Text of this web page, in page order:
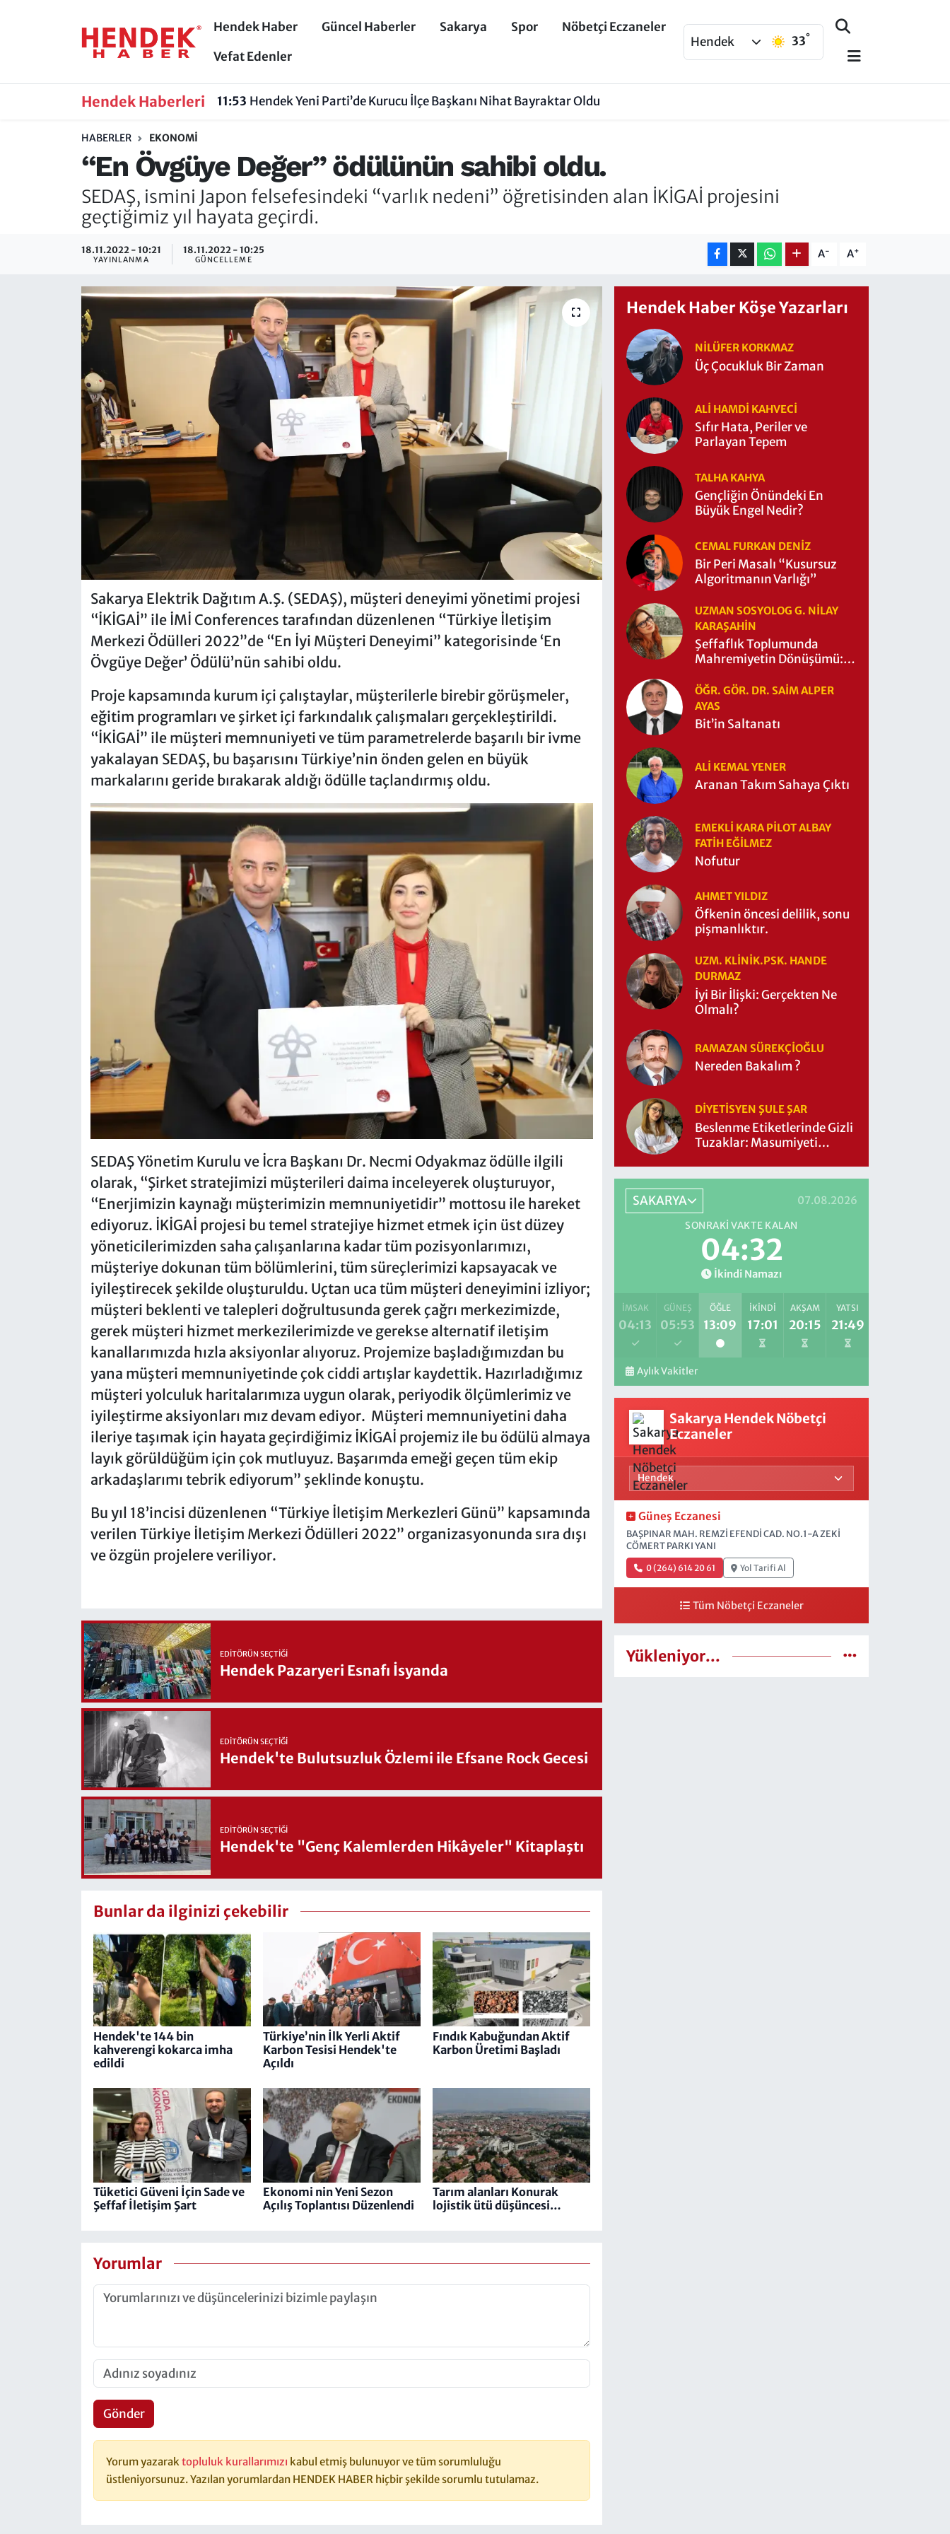
Hendek Haber Güncel Haberler Sakarya Spor
Nöbetçi Eczaneler
Vefat Edenler
Hendek 33°
Hendek Haberleri 11:53 Hendek Yeni Parti’de Kurucu İlçe Başkanı Nihat Bayraktar Oldu
HABERLER EKONOMI
“En Övgüye Değer” ödülünün sahibi oldu.
SEDAŞ, ismini Japon felsefesindeki “varlık nedeni” öğretisinden alan İKİGAİ projesini
geçtiğimiz yıl hayata geçirdi.
18.11.2022 - 10:21
YAYINLANMA
18.11.2022 - 10:25
GÜNCELLEME A- A+
Sakarya Elektrik Dağıtım A.Ş. (SEDAŞ), müşteri deneyimi yönetimi projesi
“İKİGAİ” ile İMİ Conferences tarafından düzenlenen “Türkiye İletişim
Merkezi Ödülleri 2022”de “En İyi Müşteri Deneyimi” kategorisinde ‘En
Övgüye Değer’ Ödülü’nün sahibi oldu.
Proje kapsamında kurum içi çalıştaylar, müşterilerle birebir görüşmeler,
eğitim programları ve şirket içi farkındalık çalışmaları gerçekleştirildi.
“İKİGAİ” ile müşteri memnuniyeti ve tüm parametrelerde başarılı bir ivme
yakalayan SEDAŞ, bu başarısını Türkiye’nin önden gelen en büyük
markalarını geride bırakarak aldığı ödülle taçlandırmış oldu.
SEDAŞ Yönetim Kurulu ve İcra Başkanı Dr. Necmi Odyakmaz ödülle ilgili
olarak, “Şirket stratejimizi müşterileri daima inceleyerek oluşturuyor,
“Enerjimizin kaynağı müşterimizin memnuniyetidir” mottosu ile hareket
ediyoruz. İKİGAİ projesi bu temel stratejiye hizmet etmek için üst düzey
yöneticilerimizden saha çalışanlarına kadar tüm pozisyonlarımızı,
müşteriye dokunan tüm bölümlerini, tüm süreçlerimizi kapsayacak ve
iyileştirecek şekilde oluşturuldu. Uçtan uca tüm müşteri deneyimini izliyor;
müşteri beklenti ve talepleri doğrultusunda gerek çağrı merkezimizde,
gerek müşteri hizmet merkezilerimizde ve gerekse alternatif iletişim
kanallarımızda hızla aksiyonlar alıyoruz. Projemize başladığımızdan bu
yana müşteri memnuniyetinde çok ciddi artışlar kaydettik. Hazırladığımız
müşteri yolculuk haritalarımıza uygun olarak, periyodik ölçümlerimiz ve
iyileştirme aksiyonları mız devam ediyor. Müşteri memnuniyetini daha
ileriye taşımak için hayata geçirdiğimiz İKİGAİ projemiz ile bu ödülü almaya
layık görüldüğüm için çok mutluyuz. Başarımda emeği geçen tüm ekip
arkadaşlarımı tebrik ediyorum” şeklinde konuştu.
Bu yıl 18’incisi düzenlenen “Türkiye İletişim Merkezleri Günü” kapsamında
verilen Türkiye İletişim Merkezi Ödülleri 2022” organizasyonunda sıra dışı
ve özgün projelere veriliyor.
EDITÖRÜN SEÇTIĞI
Hendek Pazaryeri Esnafı İsyanda
EDITÖRÜN SEÇTIĞI
Hendek'te Bulutsuzluk Özlemi ile Efsane Rock Gecesi
EDITÖRÜN SEÇTIĞI
Hendek'te "Genç Kalemlerden Hikâyeler" Kitaplaştı
Bunlar da ilginizi çekebilir
Hendek'te 144 bin
kahverengi kokarca imha
edildi
Türkiye’nin İlk Yerli Aktif
Karbon Tesisi Hendek'te
Açıldı
Fındık Kabuğundan Aktif
Karbon Üretimi Başladı
Tüketici Güveni İçin Sade ve
Şeffaf İletişim Şart
Ekonomi nin Yeni Sezon
Açılış Toplantısı Düzenlendi
Tarım alanları Konurak
lojistik ütü düşüncesi…
Yorumlar
Gönder
Yorum yazaraktopluluk kurallarımızı kabul etmiş bulunuyor ve tüm sorumluluğu
üstleniyorsunuz. Yazılan yorumlardan HENDEK HABER hiçbir şekilde sorumlu tutulamaz.
Hendek Haber Köşe Yazarları
NILÜFER KORKMAZ
Üç Çocukluk Bir Zaman
ALI HAMDI KAHVECİ
Sıfır Hata, Periler ve
Parlayan Tepem
TALHA KAHYA
Gençliğin Önündeki En
Büyük Engel Nedir?
CEMAL FURKAN DENİZ
Bir Peri Masalı “Kusursuz
Algoritmanın Varlığı”
UZMAN SOSYOLOG G. NILAY
KARAŞAHİN
Şeffaflık Toplumunda
Mahremiyetin Dönüşümü:
Zaman Yıkıldı?
ÖĞR. GÖR. DR. SAIM ALPER
AYAS
Bit’in Saltanatı
ALI KEMAL YENER
Aranan Takım Sahaya Çıktı
EMEKLI KARA PILOT ALBAY
FATIH EĞİLMEZ
Nofutur
AHMET YILDIZ
Öfkenin öncesi delilik, sonu
pişmanlıktır.
UZM. KLINIK.PSK. HANDE
DURMAZ
İyi Bir İlişki: Gerçekten Ne
Olmalı?
RAMAZAN SÜREKÇIOĞLU
Nereden Bakalım ?
DIYETISYEN ŞULE ŞAR
Beslenme Etiketlerinde Gizli
Tuzaklar: Masumiyeti
SAKARYA 07.08.2026
SONRAKI VAKTE KALAN
04:31
İkindi Namazı
İMSAK
04:13
GÜNEŞ
05:53
ÖĞLE
13:09
İKINDI
17:01
AKŞAM
20:15
YATSI
21:49
Aylık Vakitler
Sakarya Hendek Nöbetçi
Eczaneler
Güneş Eczanesi
BAŞPINAR MAH. REMZİ EFENDİ CAD. NO.1-A ZEKİ
CÖMERT PARKI YANI
0 (264) 614 20 61 Yol Tarifi Al
Tüm Nöbetçi Eczaneler
Yükleniyor...
Hendek Haber
Nöbetçi Eczaneler
Hendek Haber
Sakarya
Hakkında
Sakarya Nöbetçi Eczaneler
Süper Lig Puan Durumu ve Fikstür
Tüm Manşetler